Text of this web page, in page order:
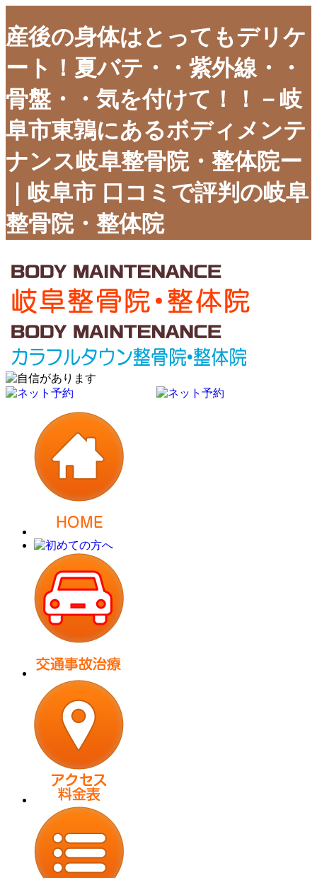
産後の身体はとってもデリケ
ート！夏バテ・・紫外線・・
骨盤・・気を付けて！！－岐
阜市東鶉にあるボディメンテ
ナンス岐阜整骨院・整体院ー
｜岐阜市 口コミで評判の岐阜
整骨院・整体院